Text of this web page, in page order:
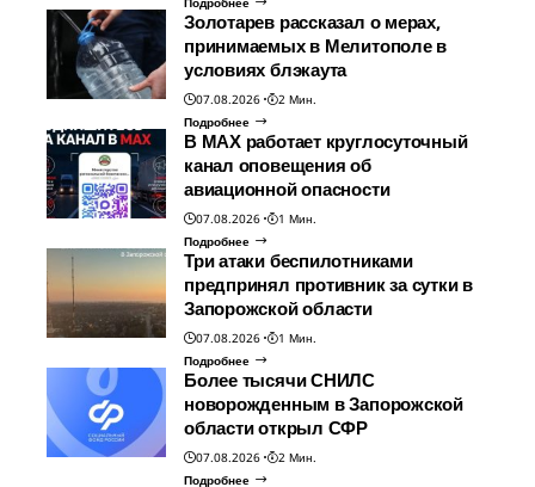
Золотарев рассказал о мерах,
принимаемых в Мелитополе в
условиях блэкаута
07.08.2026
2 Мин.
Подробнее
В МАХ работает круглосуточный
канал оповещения об
авиационной опасности
07.08.2026
1 Мин.
Подробнее
Три атаки беспилотниками
предпринял противник за сутки в
Запорожской области
07.08.2026
1 Мин.
Подробнее
Более тысячи СНИЛС
новорожденным в Запорожской
области открыл СФР
07.08.2026
2 Мин.
Подробнее